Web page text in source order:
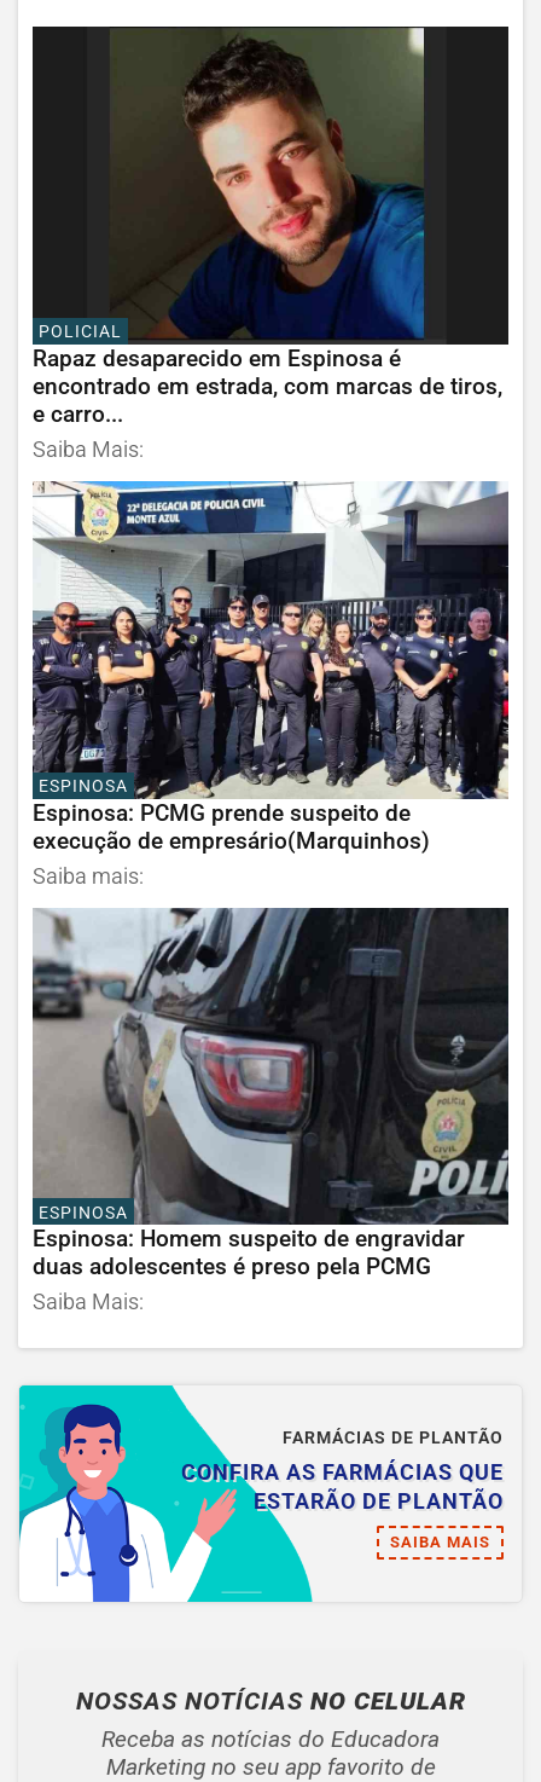
POLICIAL
Rapaz desaparecido em Espinosa é
encontrado em estrada, com marcas de tiros,
e carro...
Saiba Mais:
ESPINOSA
Espinosa: PCMG prende suspeito de
execução de empresário(Marquinhos)
Saiba mais:
ESPINOSA
Espinosa: Homem suspeito de engravidar
duas adolescentes é preso pela PCMG
Saiba Mais:
FARMÁCIAS DE PLANTÃO
CONFIRA AS FARMÁCIAS QUE
ESTARÃO DE PLANTÃO
SAIBA MAIS
NOSSAS NOTÍCIAS NO CELULAR
Receba as notícias do Educadora
Marketing no seu app favorito de